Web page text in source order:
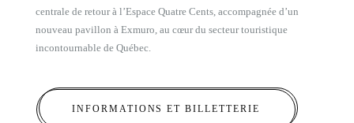
centrale de retour à l’Espace Quatre Cents, accompagnée d’un
nouveau pavillon à Exmuro, au cœur du secteur touristique
incontournable de Québec.
INFORMATIONS ET BILLETTERIE